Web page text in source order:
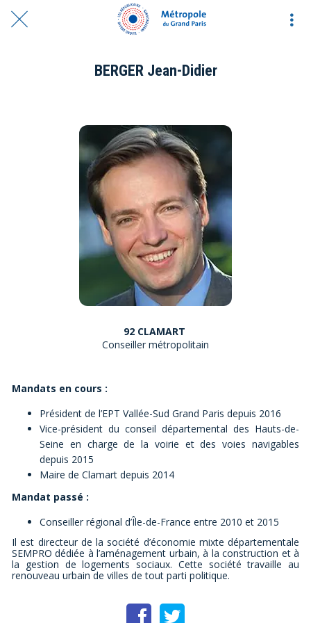
BERGER Jean-Didier
92 CLAMART
Conseiller métropolitain
Mandats en cours :
Président de l’EPT Vallée-Sud Grand Paris depuis 2016
Vice-président du conseil départemental des Hauts-de-
Seine en charge de la voirie et des voies navigables
depuis 2015
Maire de Clamart depuis 2014
Mandat passé :
Conseiller régional d’Île-de-France entre 2010 et 2015
Il est directeur de la société d’économie mixte départementale
SEMPRO dédiée à l’aménagement urbain, à la construction et à
la gestion de logements sociaux. Cette société travaille au
renouveau urbain de villes de tout parti politique.